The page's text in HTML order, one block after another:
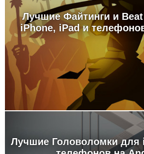
Лучшие Файтинги и
iPhone, iPad и
Лучшие Головоломки для